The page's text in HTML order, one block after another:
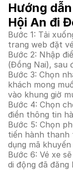
Hướng
Hội An đi
Bước 1: Tải
trang web đặt
Bước 2: Nhập
(Đồng Nai), sau
Bước 3: Chọn
khách mong
vào khung giờ
Bước 4: Chọn
điền thông tin
Bước 5: Chọn
tiến hành thanh
dụng mã
Bước 6: Vé xe
di động đã đăng